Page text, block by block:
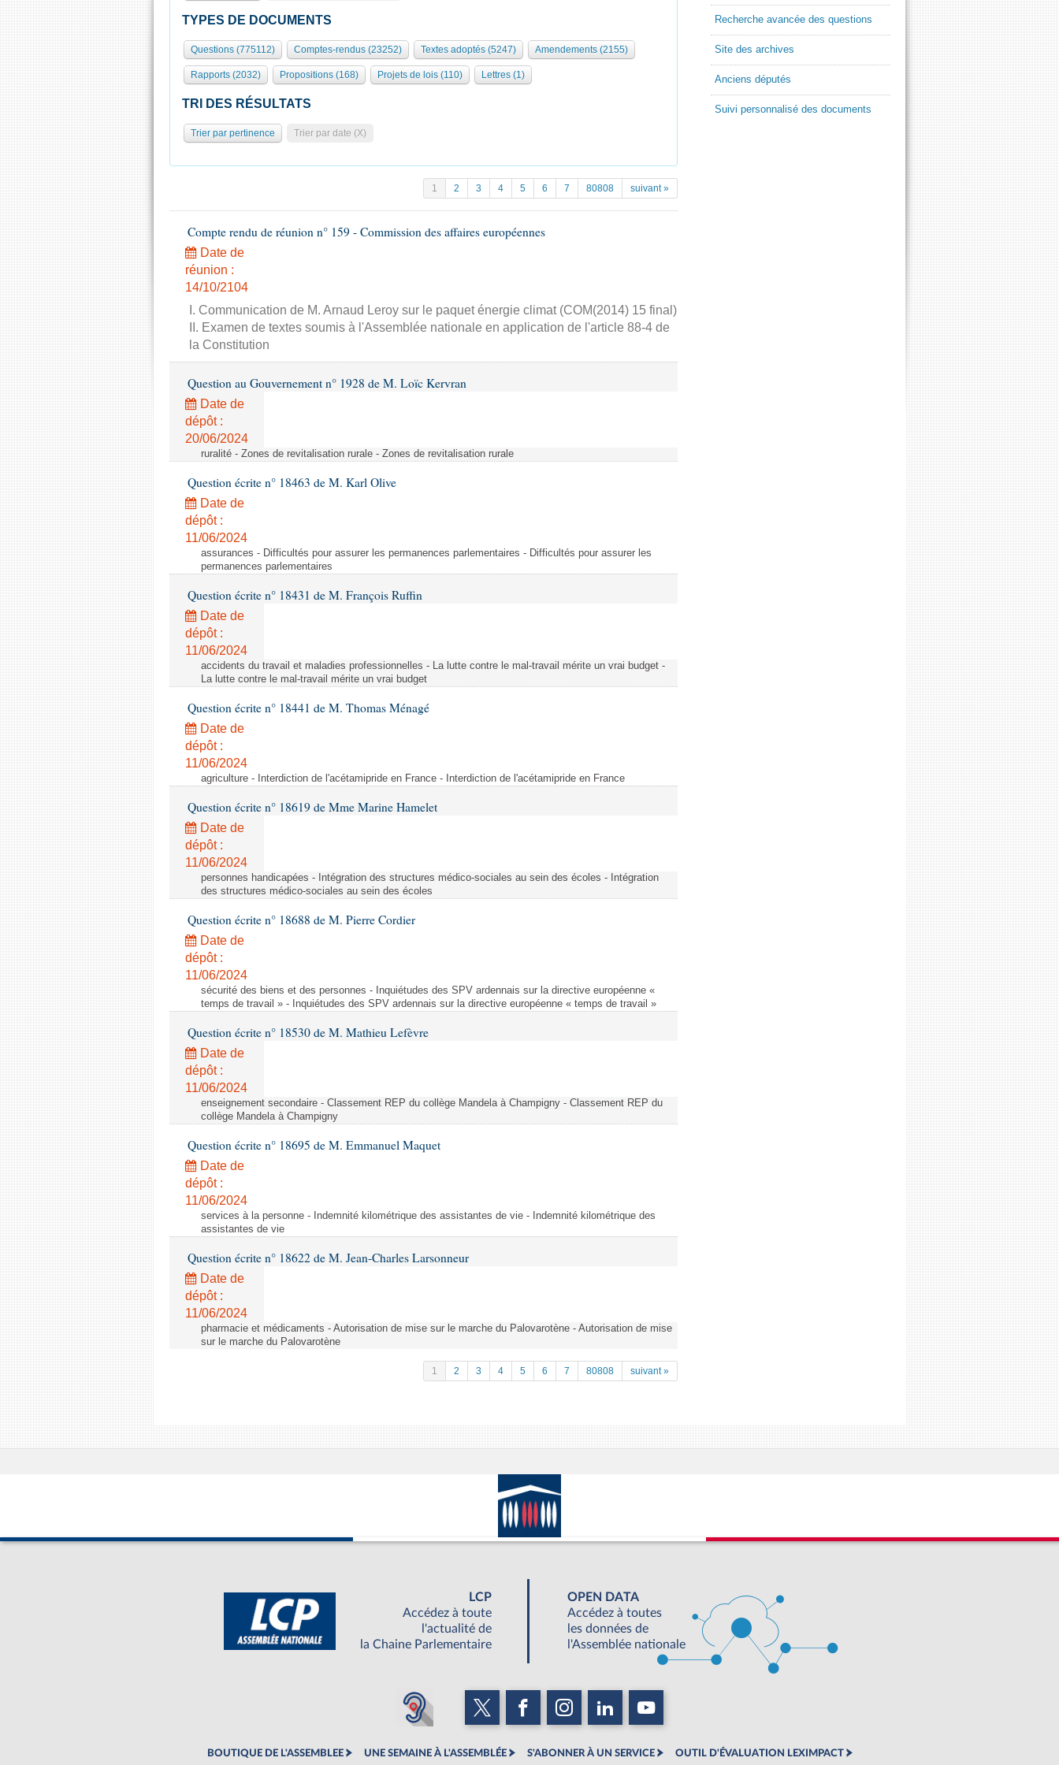
TYPES DE DOCUMENTS
Questions (775112) Comptes-rendus (23252) Textes adoptés (5247) Amendements (2155)
Rapports (2032) Propositions (168) Projets de lois (110) Lettres (1)
TRI DES RÉSULTATS
Trier par pertinence Trier par date (X)
1 2 3 4 5 6 7 80808 suivant »
Compte rendu de réunion n° 159 - Commission des affaires européennes
Date de
réunion :
14/10/2104
I. Communication de M. Arnaud Leroy sur le paquet énergie climat (COM(2014) 15 final)
II. Examen de textes soumis à l'Assemblée nationale en application de l'article 88-4 de
la Constitution
Question au Gouvernement n° 1928 de M. Loïc Kervran
Date de
dépôt :
20/06/2024
ruralité - Zones de revitalisation rurale - Zones de revitalisation rurale
Question écrite n° 18463 de M. Karl Olive
Date de
dépôt :
11/06/2024
assurances - Difficultés pour assurer les permanences parlementaires - Difficultés pour assurer les
permanences parlementaires
Question écrite n° 18431 de M. François Ruffin
Date de
dépôt :
11/06/2024
accidents du travail et maladies professionnelles - La lutte contre le mal-travail mérite un vrai budget -
La lutte contre le mal-travail mérite un vrai budget
Question écrite n° 18441 de M. Thomas Ménagé
Date de
dépôt :
11/06/2024
agriculture - Interdiction de l'acétamipride en France - Interdiction de l'acétamipride en France
Question écrite n° 18619 de Mme Marine Hamelet
Date de
dépôt :
11/06/2024
personnes handicapées - Intégration des structures médico-sociales au sein des écoles - Intégration
des structures médico-sociales au sein des écoles
Question écrite n° 18688 de M. Pierre Cordier
Date de
dépôt :
11/06/2024
sécurité des biens et des personnes - Inquiétudes des SPV ardennais sur la directive européenne «
temps de travail » - Inquiétudes des SPV ardennais sur la directive européenne « temps de travail »
Question écrite n° 18530 de M. Mathieu Lefèvre
Date de
dépôt :
11/06/2024
enseignement secondaire - Classement REP du collège Mandela à Champigny - Classement REP du
collège Mandela à Champigny
Question écrite n° 18695 de M. Emmanuel Maquet
Date de
dépôt :
11/06/2024
services à la personne - Indemnité kilométrique des assistantes de vie - Indemnité kilométrique des
assistantes de vie
Question écrite n° 18622 de M. Jean-Charles Larsonneur
Date de
dépôt :
11/06/2024
pharmacie et médicaments - Autorisation de mise sur le marche du Palovarotène - Autorisation de mise
sur le marche du Palovarotène
1 2 3 4 5 6 7 80808 suivant »
Recherche avancée des questions
Site des archives
Anciens députés
Suivi personnalisé des documents
LCP
Accédez à toute
l'actualité de
la Chaine Parlementaire
OPEN DATA
Accédez à toutes
les données de
l'Assemblée nationale
BOUTIQUE DE L'ASSEMBLEE UNE SEMAINE À L'ASSEMBLÉE S'ABONNER À UN SERVICE OUTIL D'ÉVALUATION LEXIMPACT